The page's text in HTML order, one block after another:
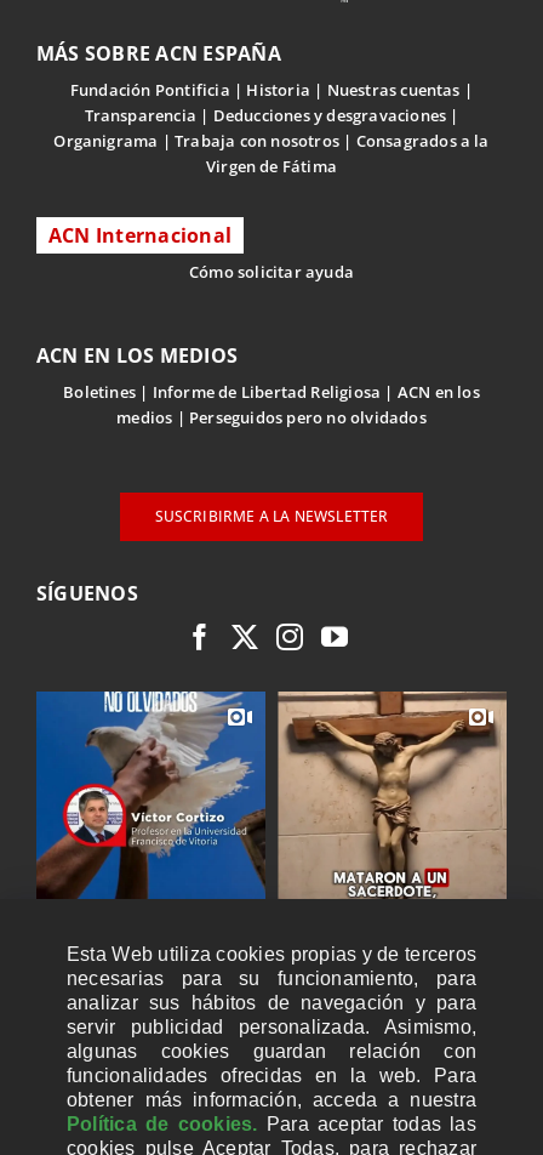
MÁS SOBRE ACN ESPAÑA
Fundación Pontificia Historia
Nuestras cuentas
Transparencia
Deducciones y desgravaciones
Organigrama
Trabaja con nosotros
Consagrados a la
Virgen de Fátima
ACN Internacional
Cómo solicitar ayuda
ACN EN LOS MEDIOS
Boletines Informe de Libertad Religiosa
ACN en los
medios
Perseguidos pero no olvidados
SUSCRIBIRME A LA NEWSLETTER
SÍGUENOS
Esta Web utiliza cookies propias y de terceros
necesarias para su funcionamiento, para
analizar sus hábitos de navegación y para
servir publicidad personalizada. Asimismo,
algunas cookies guardan relación con
funcionalidades ofrecidas en la web. Para
obtener más información, acceda a nuestra
Política de cookies. Para aceptar todas las
cookies pulse Aceptar Todas, para rechazar